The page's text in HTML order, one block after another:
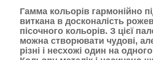
Гамма кольорів гармонійно
виткана в досконалість
пісочного кольорів. З цієї
можна створювати чудові,
різні і несхожі один на